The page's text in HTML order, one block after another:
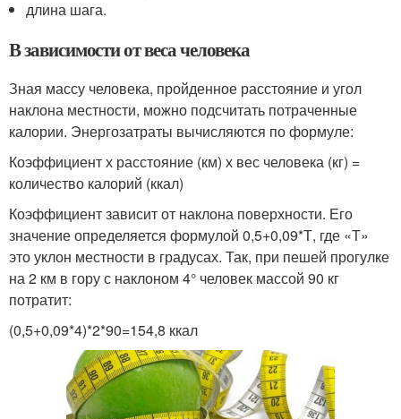
длина шага.
В зависимости от веса человека
Зная массу человека, пройденное расстояние и угол
наклона местности, можно подсчитать потраченные
калории. Энергозатраты вычисляются по формуле:
Коэффициент х расстояние (км) х вес человека (кг) =
количество калорий (ккал)
Коэффициент зависит от наклона поверхности. Его
значение определяется формулой 0,5+0,09*Т, где «Т»
это уклон местности в градусах. Так, при пешей прогулке
на 2 км в гору с наклоном 4° человек массой 90 кг
потратит:
(0,5+0,09*4)*2*90=154,8 ккал